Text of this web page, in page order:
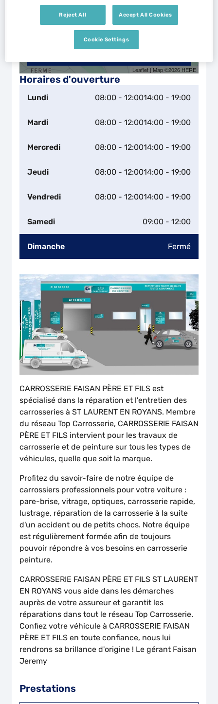
Horaires d'ouverture
Lundi 08:00 - 12:0014:00 - 19:00
Mardi 08:00 - 12:0014:00 - 19:00
Mercredi 08:00 - 12:0014:00 - 19:00
Jeudi 08:00 - 12:0014:00 - 19:00
Vendredi 08:00 - 12:0014:00 - 19:00
Samedi 09:00 - 12:00
Dimanche Fermé
Leaflet | Map ©2026 HERE
CARROSSERIE FAISAN PÈRE ET FILS est
spécialisé dans la réparation et l'entretien des
carrosseries à ST LAURENT EN ROYANS. Membre
du réseau Top Carrosserie, CARROSSERIE FAISAN
PÈRE ET FILS intervient pour les travaux de
carrosserie et de peinture sur tous les types de
véhicules, quelle que soit la marque.
Profitez du savoir-faire de notre équipe de
carrossiers professionnels pour votre voiture :
pare-brise, vitrage, optiques, carrosserie rapide,
lustrage, réparation de la carrosserie à la suite
d'un accident ou de petits chocs. Notre équipe
est régulièrement formée afin de toujours
pouvoir répondre à vos besoins en carrosserie
peinture.
CARROSSERIE FAISAN PÈRE ET FILS ST LAURENT
EN ROYANS vous aide dans les démarches
auprès de votre assureur et garantit les
réparations dans tout le réseau Top Carrosserie.
Confiez votre véhicule à CARROSSERIE FAISAN
PÈRE ET FILS en toute confiance, nous lui
rendrons sa brillance d'origine ! Le gérant Faisan
Jeremy
Prestations
Reject All Accept All Cookies
Cookie Settings